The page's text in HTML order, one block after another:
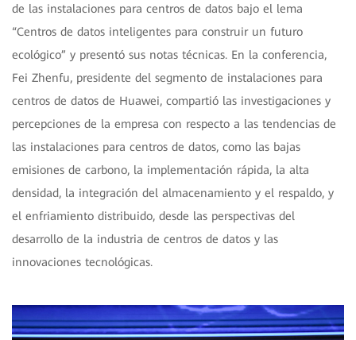
de las instalaciones para centros de datos bajo el lema
“Centros de datos inteligentes para construir un futuro
ecológico” y presentó sus notas técnicas. En la conferencia,
Fei Zhenfu, presidente del segmento de instalaciones para
centros de datos de Huawei, compartió las investigaciones y
percepciones de la empresa con respecto a las tendencias de
las instalaciones para centros de datos, como las bajas
emisiones de carbono, la implementación rápida, la alta
densidad, la integración del almacenamiento y el respaldo, y
el enfriamiento distribuido, desde las perspectivas del
desarrollo de la industria de centros de datos y las
innovaciones tecnológicas.